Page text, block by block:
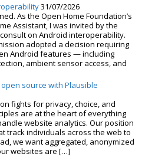
31/07/2026
As the Open Home Foundation’s
Assistant, I was invited by the
on Android interoperability.
adopted a decision requiring
Android features — including
ambient sensor access, and
source with Plausible
fights for privacy, choice, and
are at the heart of everything
website analytics. Our position
track individuals across the web to
we want aggregated, anonymized
websites are […]